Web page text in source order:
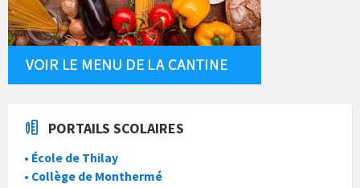
PORTAILS SCOLAIRES
• École de Thilay
• Collège de Monthermé